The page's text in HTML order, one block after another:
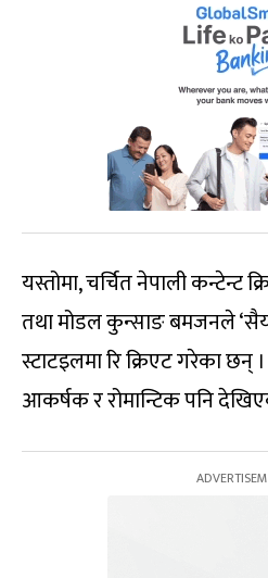
यस्तोमा, चर्चित नेपाली कन्टेन्ट
तथा मोडल कुन्साङ बमजनले
स्टाटइलमा रि क्रिएट गरेका छन्
आकर्षक र रोमान्टिक पनि